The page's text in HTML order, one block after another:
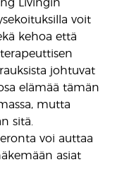
Livingin
voit
kehoa että
johtuvat
elämää tämän
mutta
sitä.
voi auttaa
asiat